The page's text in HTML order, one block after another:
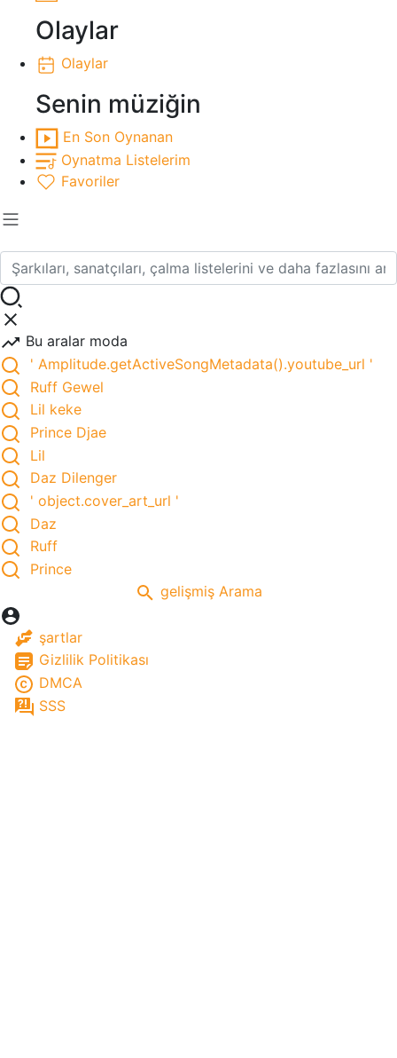
Olaylar
Olaylar
Senin müziğin
En Son Oynanan
Oynatma Listelerim
Favoriler
Bu aralar moda
' Amplitude.getActiveSongMetadata().youtube_url '
Ruff Gewel
Lil keke
Prince Djae
Lil
Daz Dilenger
' object.cover_art_url '
Daz
Ruff
Prince
gelişmiş Arama
şartlar
Gizlilik Politikası
DMCA
SSS